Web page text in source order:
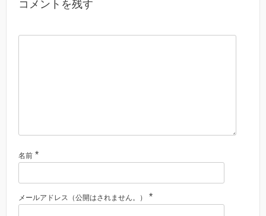
コメントを残す
名前 *
メールアドレス（公開はされません。） *